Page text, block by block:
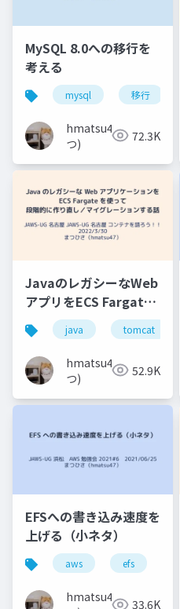
MySQL 8.0への移行を
考える
mysql 移行
hmatsu47(ま
つ)
72.3K
JavaのレガシーなWeb
アプリをECS Fargate
を使って段階的に作り
直し／マイグレーショ
ンする話
java tomcat
hmatsu47(ま
つ)
52.9K
EFSへの書き込み速度を
上げる（小ネタ）
aws efs
hmatsu47(ま 33.6K